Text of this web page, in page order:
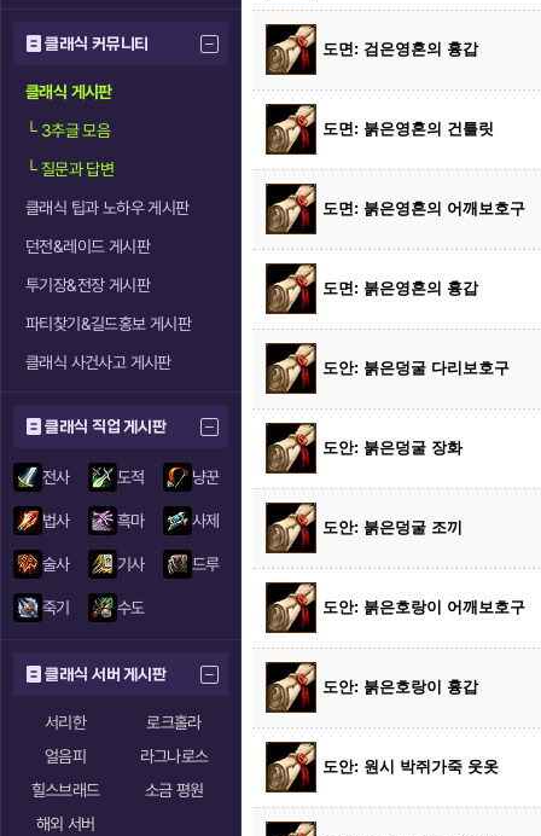
클래식 커뮤니티
클래식 게시판
└3추글 모음
└질문과 답변
클래식 팁과 노하우 게시판
던전&레이드 게시판
투기장&전장 게시판
파티찾기&길드홍보 게시판
클래식 사건사고 게시판
클래식 직업 게시판
전사 도적 냥꾼
법사 흑마 사제
술사 기사 드루
죽기 수도
클래식 서버 게시판
서리한
로크홀라
얼음피
라그나로스
힐스브래드
소금 평원
해외 서버
도면: 검은영혼의 흉갑
도면: 붉은영혼의 건틀릿
도면: 붉은영혼의 어깨보호구
도면: 붉은영혼의 흉갑
도안: 붉은덩굴 다리보호구
도안: 붉은덩굴 장화
도안: 붉은덩굴 조끼
도안: 붉은호랑이 어깨보호구
도안: 붉은호랑이 흉갑
도안: 원시 박쥐가죽 웃옷